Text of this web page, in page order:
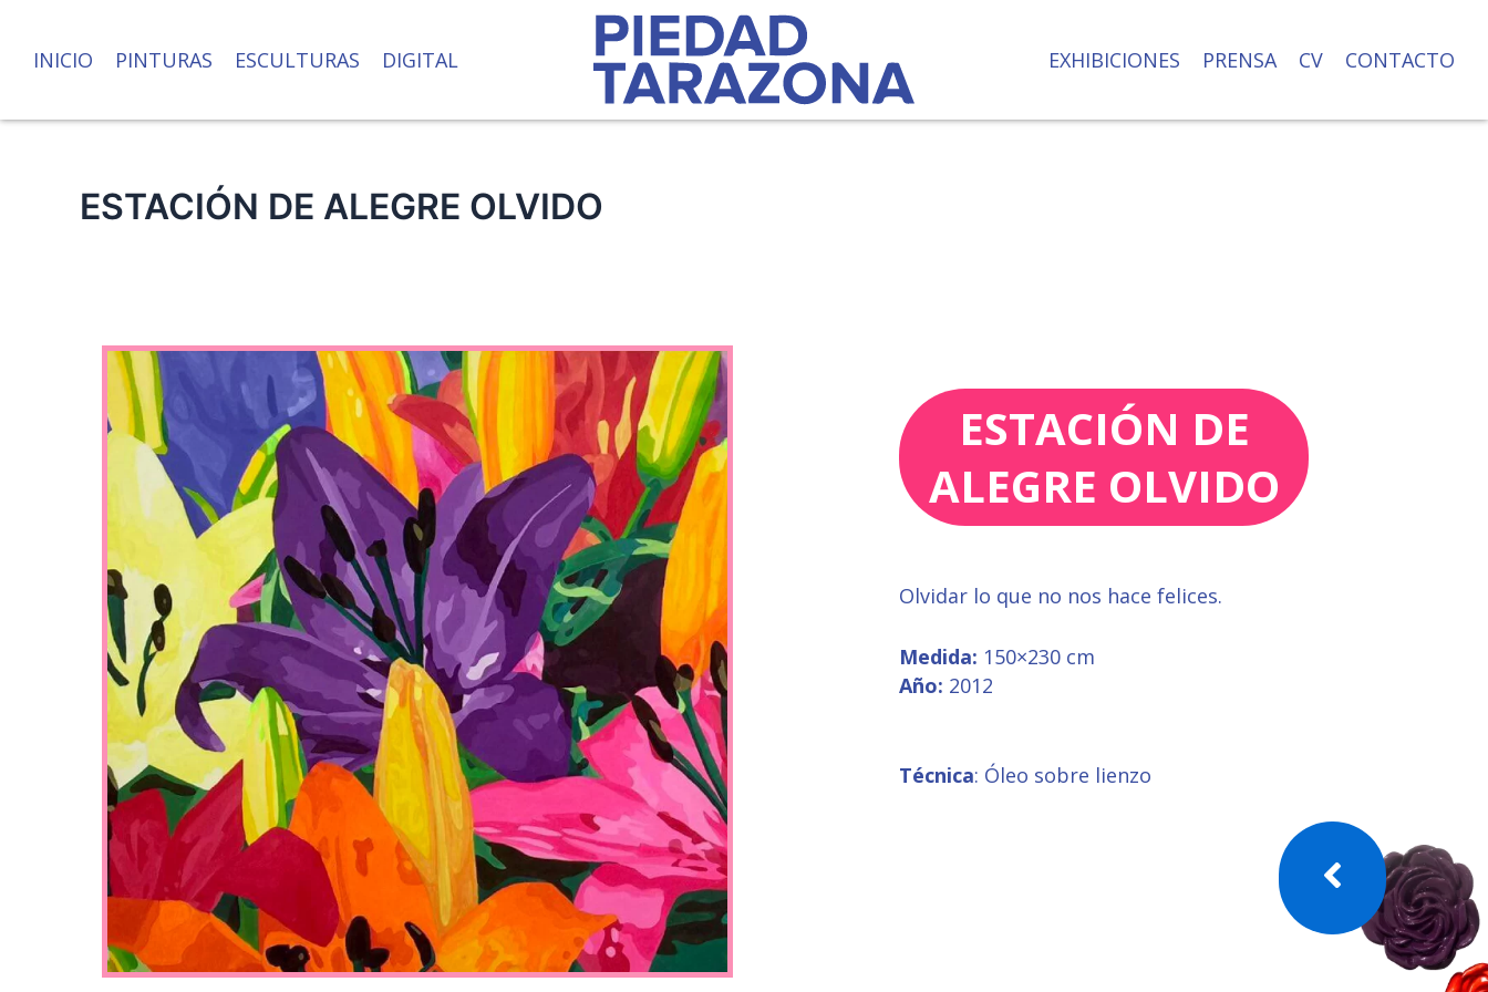
contenido
INICIO PINTURAS ESCULTURAS DIGITAL EXHIBICIONES PRENSA CV CONTACTO
ESTACIÓN DE ALEGRE OLVIDO
ESTACIÓN DE
ALEGRE OLVIDO
Olvidar lo que no nos hace felices.
Medida: 150×230 cm
Año: 2012
Técnica: Óleo sobre lienzo